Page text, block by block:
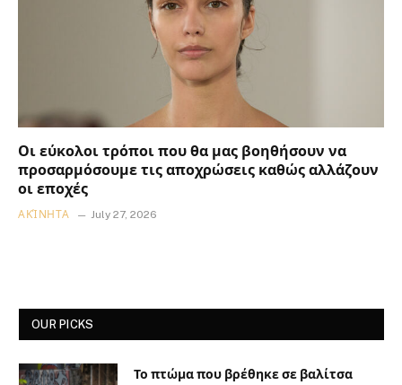
Οι εύκολοι τρόποι που θα μας βοηθήσουν να
προσαρμόσουμε τις αποχρώσεις καθώς αλλάζουν
οι εποχές
ΑΚΊΝΗΤΑ July 27, 2026
OUR PICKS
Το πτώμα που βρέθηκε σε βαλίτσα